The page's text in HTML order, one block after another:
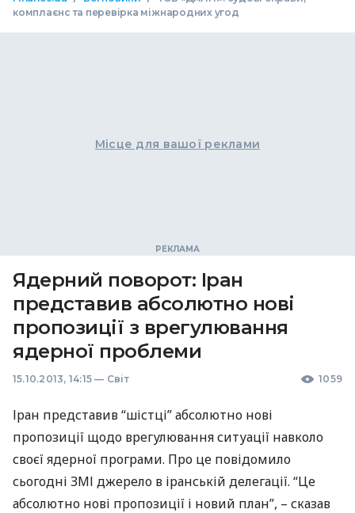
комплаєнс та перевірка міжнародних угод
Місце для вашої реклами
Ядерний поворот: Іран
представив абсолютно нові
пропозиції з врегулювання
ядерної проблеми
15.10.2013, 14:15 — Світ 1059
Іран представив “шістці” абсолютно нові
пропозиції щодо врегулювання ситуації навколо
своєї ядерної програми. Про це повідомило
сьогодні ЗМІ джерело в іранській делегації. “Це
абсолютно нові пропозиції і новий план”, – сказав